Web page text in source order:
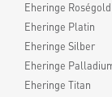
Eheringe Roségold
Eheringe Platin
Eheringe Silber
Eheringe
Eheringe Titan